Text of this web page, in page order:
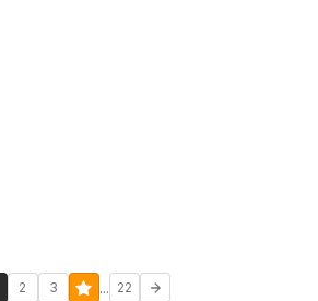
2 3 ... 22